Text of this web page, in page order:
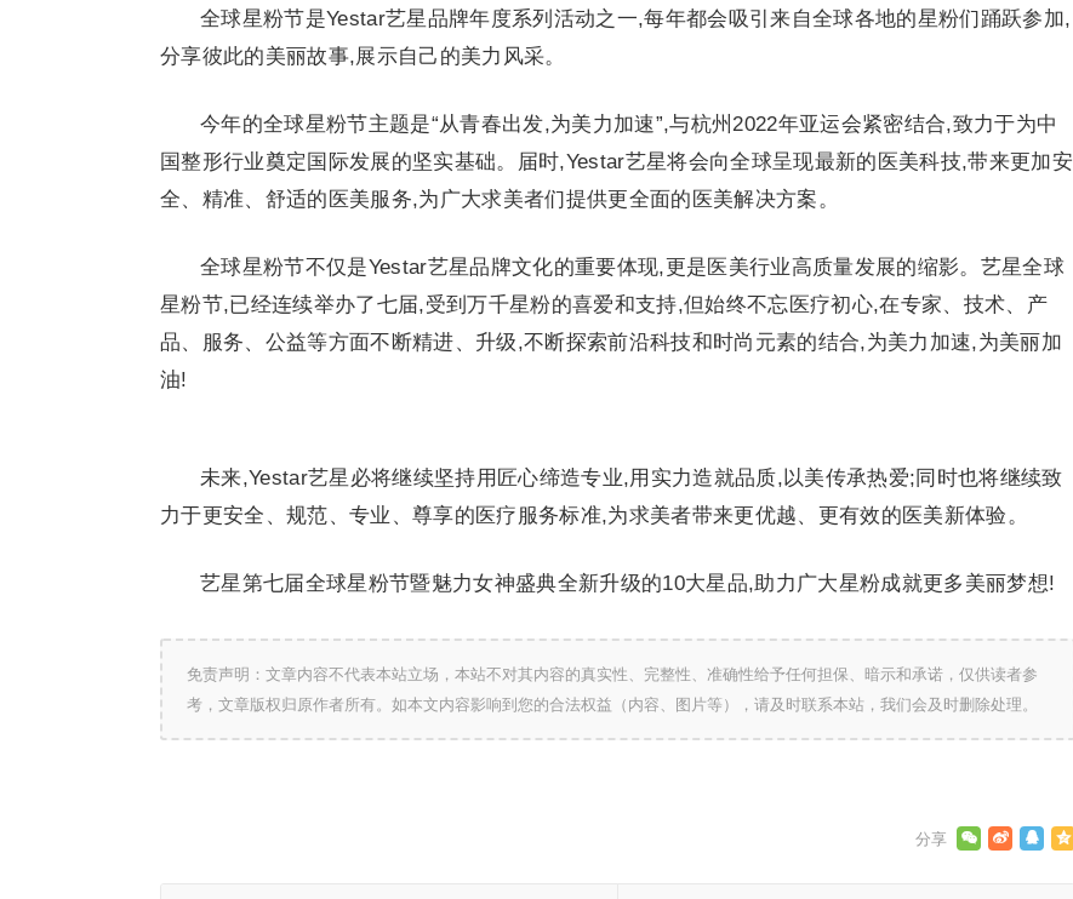
全球星粉节是Yestar艺星品牌年度系列活动之一,每年都会吸引来自全球各地的星粉们踊跃参加,
分享彼此的美丽故事,展示自己的美力风采。
今年的全球星粉节主题是“从青春出发,为美力加速”,与杭州2022年亚运会紧密结合,致力于为中
国整形行业奠定国际发展的坚实基础。届时,Yestar艺星将会向全球呈现最新的医美科技,带来更加安
全、精准、舒适的医美服务,为广大求美者们提供更全面的医美解决方案。
全球星粉节不仅是Yestar艺星品牌文化的重要体现,更是医美行业高质量发展的缩影。艺星全球
星粉节,已经连续举办了七届,受到万千星粉的喜爱和支持,但始终不忘医疗初心,在专家、技术、产
品、服务、公益等方面不断精进、升级,不断探索前沿科技和时尚元素的结合,为美力加速,为美丽加
油!
未来,Yestar艺星必将继续坚持用匠心缔造专业,用实力造就品质,以美传承热爱;同时也将继续致
力于更安全、规范、专业、尊享的医疗服务标准,为求美者带来更优越、更有效的医美新体验。
艺星第七届全球星粉节暨魅力女神盛典全新升级的10大星品,助力广大星粉成就更多美丽梦想!
免责声明：文章内容不代表本站立场，本站不对其内容的真实性、完整性、准确性给予任何担保、暗示和承诺，仅供读者参
考，文章版权归原作者所有。如本文内容影响到您的合法权益（内容、图片等），请及时联系本站，我们会及时删除处理。